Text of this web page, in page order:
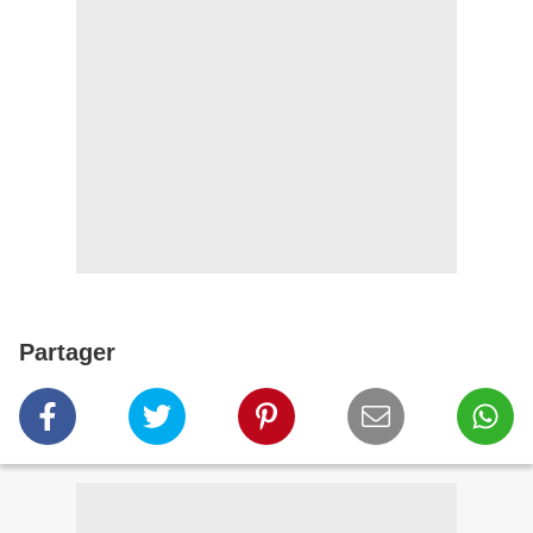
Partager